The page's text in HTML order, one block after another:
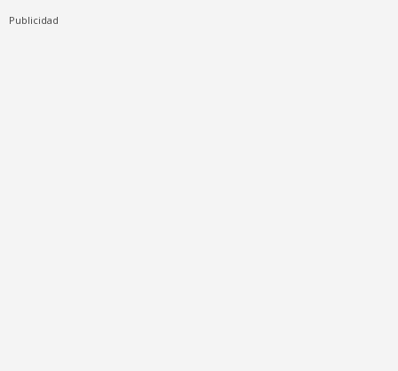
Publicidad